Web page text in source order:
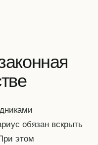
обязан вскрыть
этом